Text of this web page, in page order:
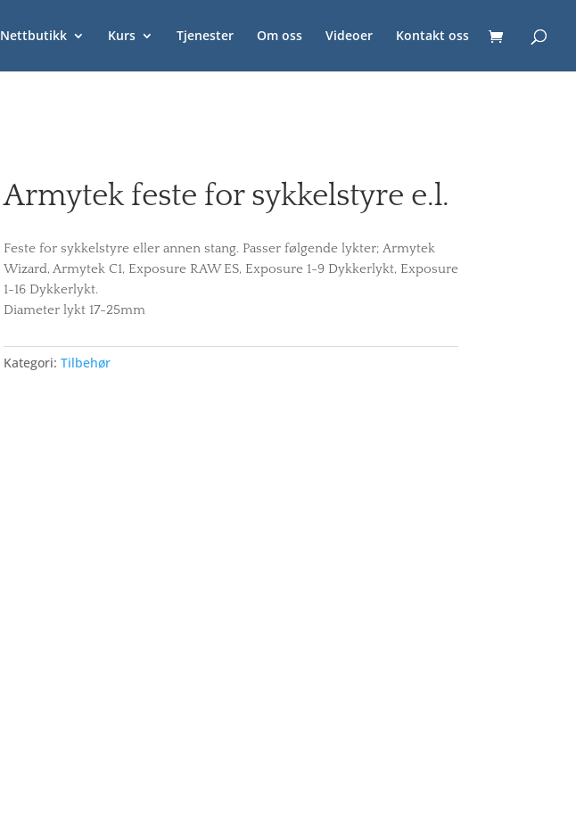
Nettbutikk Kurs Tjenester Om oss Videoer Kontakt oss
Armytek feste for sykkelstyre e.l.
Feste for sykkelstyre eller annen stang. Passer følgende lykter; Armytek
Wizard, Armytek C1, Exposure RAW ES, Exposure 1-9 Dykkerlykt, Exposure
1-16 Dykkerlykt.
Diameter lykt 17-25mm
Kategori: Tilbehør